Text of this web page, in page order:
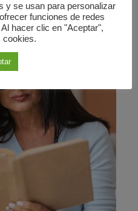
y se usan para personalizar
funciones de redes
hacer clic en "Aceptar",
cookies.